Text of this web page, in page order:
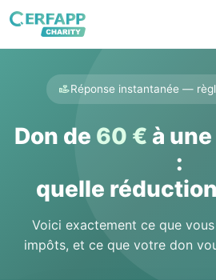
Réponse instantanée —
Don de 60 € à
:
quelle
Voici exactement ce que
impôts, et ce que votre don